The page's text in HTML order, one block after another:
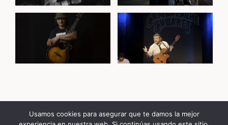
© 2026 Floren Romero
Usamos cookies para asegurar que te damos la mejor